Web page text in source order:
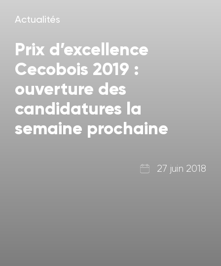
Actualités
Prix d’excellence
Cecobois 2019 :
ouverture des
candidatures la
semaine prochaine
27 juin 2018